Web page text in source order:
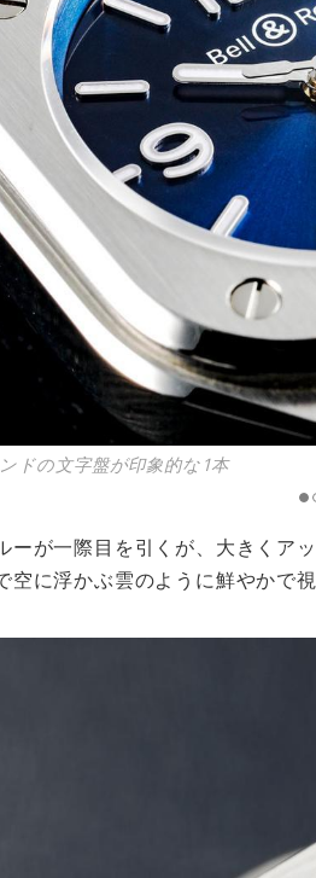
ドの文字盤が印象的な1本
ーが一際目を引くが、大きくア
に浮かぶ雲のように鮮やかで視